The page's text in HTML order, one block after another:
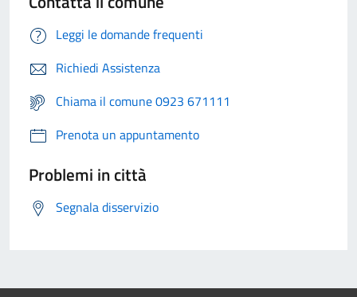
Leggi le domande frequenti
Richiedi Assistenza
Chiama il comune 0923 671111
Prenota un appuntamento
Problemi in città
Segnala disservizio